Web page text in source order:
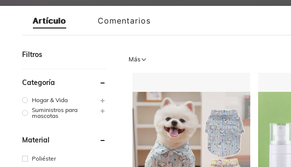
Artículo Comentarios
Filtros
Categoría
Hogar & Vida
Suministros para
mascotas
Material
Poliéster
Más